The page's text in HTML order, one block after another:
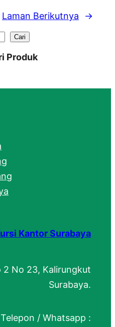
Laman Berikutnya →
Cari
Produk
Kantor Surabaya
2 No 23, Kalirungkut
Surabaya.
Telepon / Whatsapp :